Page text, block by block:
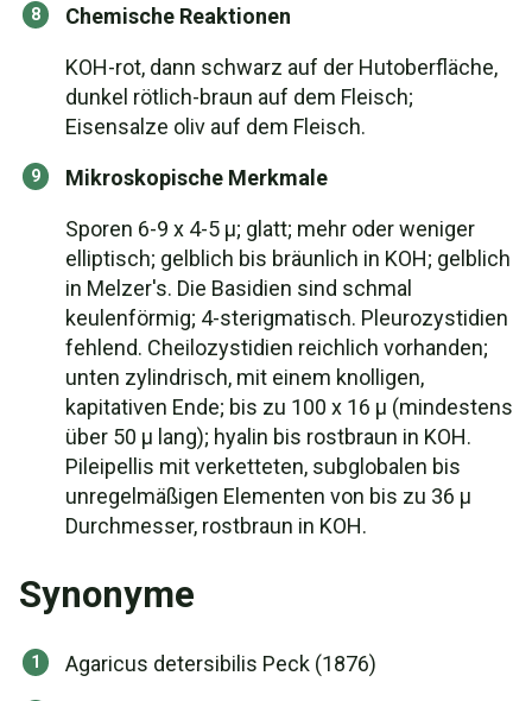
Chemische Reaktionen
KOH-rot, dann schwarz auf der Hutoberfläche,
dunkel rötlich-braun auf dem Fleisch;
Eisensalze oliv auf dem Fleisch.
Mikroskopische Merkmale
Sporen 6-9 x 4-5 µ; glatt; mehr oder weniger
elliptisch; gelblich bis bräunlich in KOH; gelblich
in Melzer's. Die Basidien sind schmal
keulenförmig; 4-sterigmatisch. Pleurozystidien
fehlend. Cheilozystidien reichlich vorhanden;
unten zylindrisch, mit einem knolligen,
kapitativen Ende; bis zu 100 x 16 µ (mindestens
über 50 µ lang); hyalin bis rostbraun in KOH.
Pileipellis mit verketteten, subglobalen bis
unregelmäßigen Elementen von bis zu 36 µ
Durchmesser, rostbraun in KOH.
Synonyme
Agaricus detersibilis Peck (1876)